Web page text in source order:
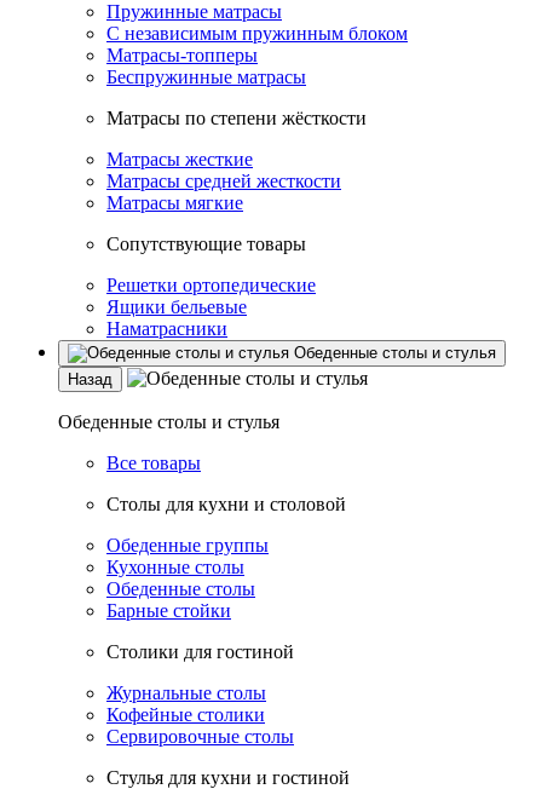
Пружинные матрасы
С независимым пружинным блоком
Матрасы-топперы
Беспружинные матрасы
Матрасы по степени жёсткости
Матрасы жесткие
Матрасы средней жесткости
Матрасы мягкие
Сопутствующие товары
Решетки ортопедические
Ящики бельевые
Наматрасники
Обеденные столы и стулья
Назад
Обеденные столы и стулья
Все товары
Столы для кухни и столовой
Обеденные группы
Кухонные столы
Обеденные столы
Барные стойки
Столики для гостиной
Журнальные столы
Кофейные столики
Сервировочные столы
Стулья для кухни и гостиной